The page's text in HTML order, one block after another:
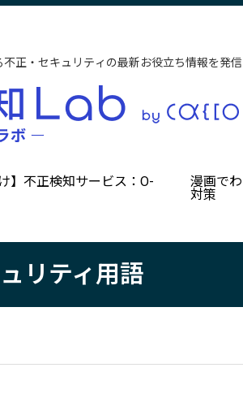
不正・セキュリティの最新お役立ち情報を発信
】不正検知サービス：O-
漫画で
対策
リティ用語